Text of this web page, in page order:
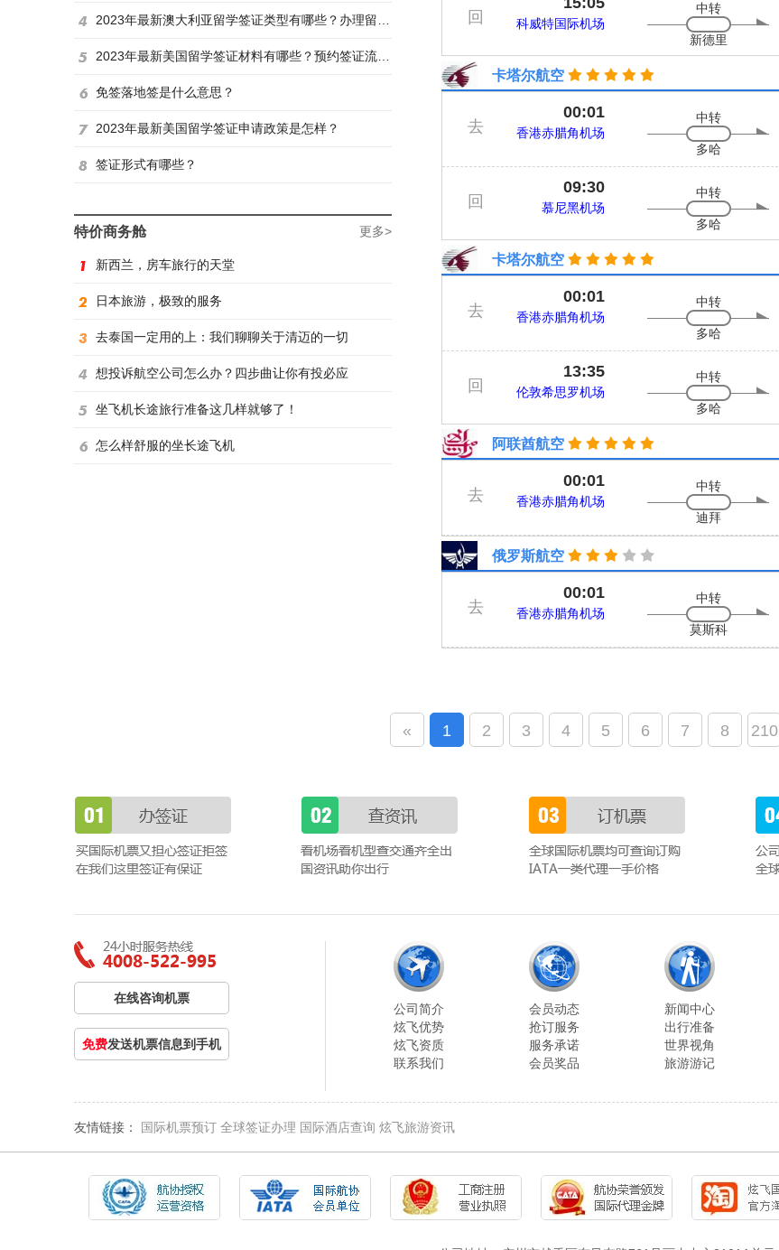
2023年最新澳大利亚留学签证类型有哪些？办理留学签证有什么要求？
2023年最新美国留学签证材料有哪些？预约签证流程是怎样？
免签落地签是什么意思？
2023年最新美国留学签证申请政策是怎样？
签证形式有哪些？
特价商务舱 更多>
新西兰，房车旅行的天堂
日本旅游，极致的服务
去泰国一定用的上：我们聊聊关于清迈的一切
想投诉航空公司怎么办？四步曲让你有投必应
坐飞机长途旅行准备这几样就够了！
怎么样舒服的坐长途飞机
回 科威特国际机场
中转
新德里
卡塔尔航空
去
00:01
香港赤腊角机场
中转
多哈
回
09:30
慕尼黑机场
中转
多哈
卡塔尔航空
去
00:01
香港赤腊角机场
中转
多哈
回
13:35
伦敦希思罗机场
中转
多哈
阿联酋航空
去
00:01
香港赤腊角机场
中转
迪拜
俄罗斯航空
去
00:01
香港赤腊角机场
中转
莫斯科
« 1 2 3 4 5 6 7 8 210
在线咨询机票
免费发送机票信息到手机
公司简介
炫飞优势
炫飞资质
联系我们
会员动态
抢订服务
服务承诺
会员奖品
新闻中心
出行准备
世界视角
旅游游记
友情链接： 国际机票预订 全球签证办理 国际酒店查询 炫飞旅游资讯